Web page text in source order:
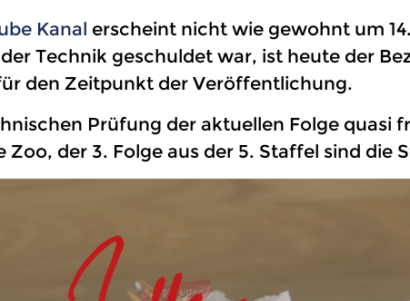
Kanal erscheint nicht wie gewohnt um
Technik geschuldet war, ist heute der
den Zeitpunkt der Veröffentlichung.
Prüfung der aktuellen Folge quasi
der 3. Folge aus der 5. Staffel sind die